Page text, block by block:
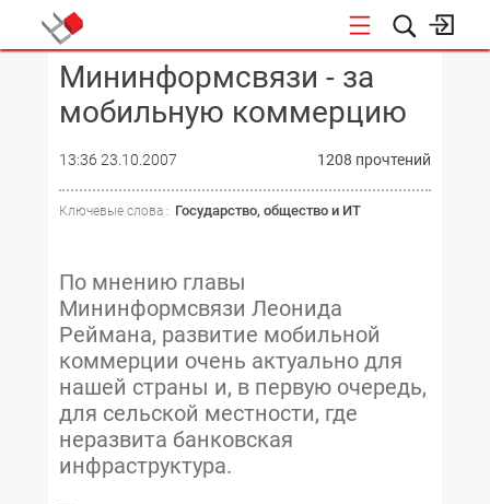
КОНФЕРЕНЦИИ
Мининформсвязи - за
мобильную коммерцию
13:36 23.10.2007 1208 прочтений
Ключевые слова : Государство, общество и ИТ
По мнению главы
Мининформсвязи Леонида
Реймана, развитие мобильной
коммерции очень актуально для
нашей страны и, в первую очередь,
для сельской местности, где
неразвита банковская
инфраструктура.